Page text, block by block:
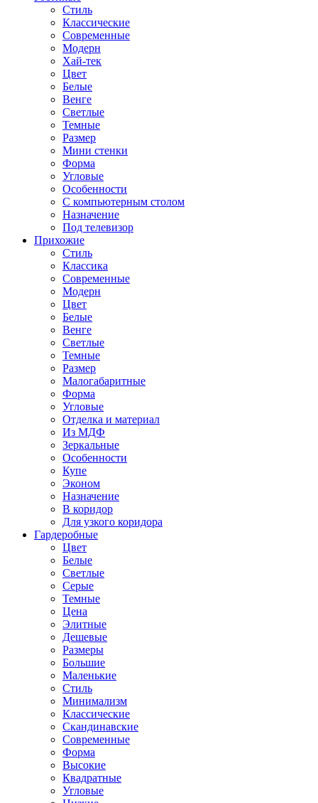
Стиль
Классические
Современные
Модерн
Хай-тек
Цвет
Белые
Венге
Светлые
Темные
Размер
Мини стенки
Форма
Угловые
Особенности
С компьютерным столом
Назначение
Под телевизор
Прихожие
Стиль
Классика
Современные
Модерн
Цвет
Белые
Венге
Светлые
Темные
Размер
Малогабаритные
Форма
Угловые
Отделка и материал
Из МДФ
Зеркальные
Особенности
Купе
Эконом
Назначение
В коридор
Для узкого коридора
Гардеробные
Цвет
Белые
Светлые
Серые
Темные
Цена
Элитные
Дешевые
Размеры
Большие
Маленькие
Стиль
Минимализм
Классические
Скандинавские
Современные
Форма
Высокие
Квадратные
Угловые